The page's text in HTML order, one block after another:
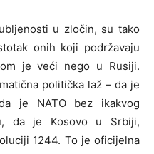
u zločin, su tako
onih koji podržavaju
je veći nego u Rusiji.
politička laž – da je
je NATO bez ikakvog
da je Kosovo u Srbiji,
1244. To je oficijelna